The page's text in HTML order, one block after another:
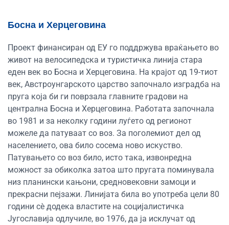
Босна и Херцеговина
Проект финансиран од ЕУ го поддржува враќањето во
живот на велосипедска и туристичка линија стара
еден век во Босна и Херцеговина. На крајот од 19-тиот
век, Австроунгарското царство започнало изградба на
пруга која би ги поврзала главните градови на
централна Босна и Херцеговина. Работата започнала
во 1981 и за неколку години луѓето од регионот
можеле да патуваат со воз. За поголемиот дел од
населението, ова било сосема ново искуство.
Патувањето со воз било, исто така, извонредна
можност за обиколка затоа што пругата поминувала
низ планински кањони, средновековни замоци и
прекрасни пејзажи. Линијата била во употреба цели 80
години сè додека властите на социјалистичка
Југославија одлучиле, во 1976, да ја исклучат од